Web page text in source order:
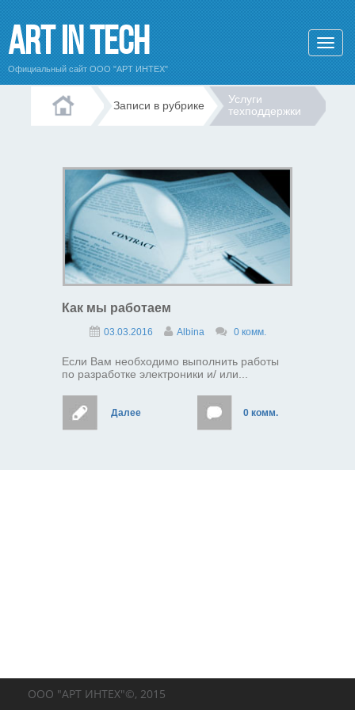
Art In Tech
Официальный сайт ООО "АРТ ИНТЕХ"
Записи в рубрике
Услуги
техподдержки
Как мы работаем
03.03.2016 Albina 0 комм.
Если Вам необходимо выполнить работы
по разработке электроники и/ или...
Далее 0 комм.
ООО "АРТ ИНТЕХ"©, 2015